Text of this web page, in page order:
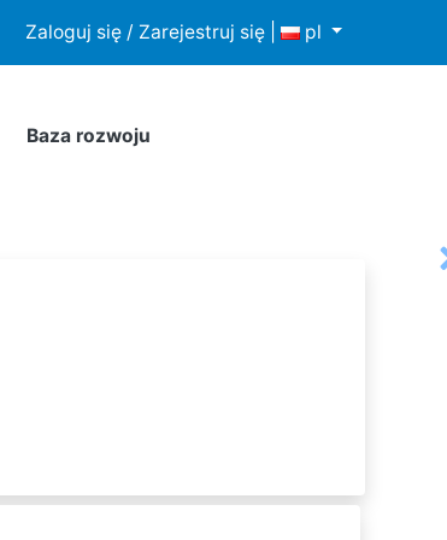
Zaloguj się / Zarejestruj się| pl
Baza rozwoju